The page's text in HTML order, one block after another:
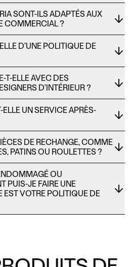
SONT-ILS ADAPTÉS AUX
COMMERCIAL ?
D’UNE POLITIQUE DE
T-ELLE AVEC DES
D’INTÉRIEUR ?
UN SERVICE APRÈS-
DE RECHANGE, COMME
PATINS OU ROULETTES ?
OU
PUIS-JE FAIRE UNE
EST VOTRE POLITIQUE DE